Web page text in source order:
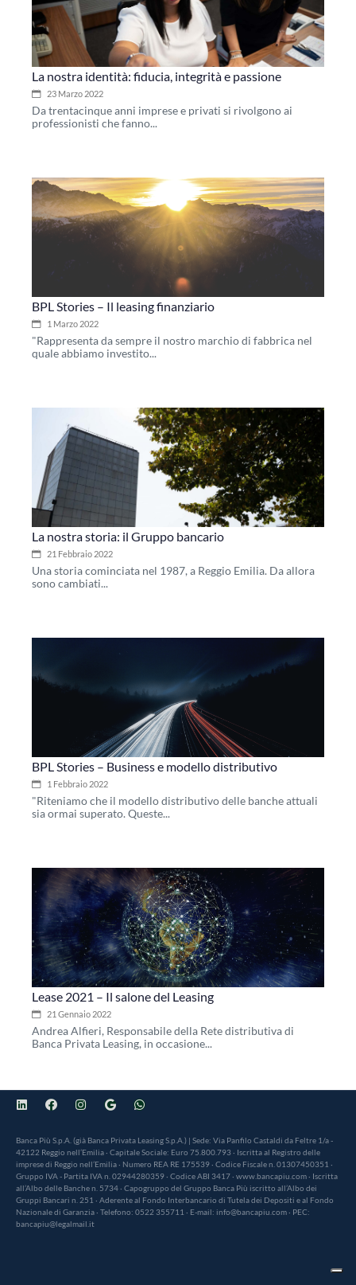
La nostra identità: fiducia, integrità e passione
23 Marzo 2022
Da trentacinque anni imprese e privati si rivolgono ai
professionisti che fanno...
BPL Stories – Il leasing finanziario
1 Marzo 2022
"Rappresenta da sempre il nostro marchio di fabbrica nel
quale abbiamo investito...
La nostra storia: il Gruppo bancario
21 Febbraio 2022
Una storia cominciata nel 1987, a Reggio Emilia. Da allora
sono cambiati...
BPL Stories – Business e modello distributivo
1 Febbraio 2022
"Riteniamo che il modello distributivo delle banche attuali
sia ormai superato. Queste...
Lease 2021 – Il salone del Leasing
21 Gennaio 2022
Andrea Alfieri, Responsabile della Rete distributiva di
Banca Privata Leasing, in occasione...
Banca Più S.p.A. (già Banca Privata Leasing S.p.A.) | Sede: Via Panfilo Castaldi da Feltre 1/a -
42122 Reggio nell’Emilia · Capitale Sociale: Euro 75.800.793 · Iscritta al Registro delle
imprese di Reggio nell’Emilia · Numero REA RE 175539 · Codice Fiscale n. 01307450351 ·
Gruppo IVA - Partita IVA n. 02944280359 · Codice ABI 3417 · www.bancapiu.com · Iscritta
all’Albo delle Banche n. 5734 · Capogruppo del Gruppo Banca Più iscritto all’Albo dei
Gruppi Bancari n. 251 · Aderente al Fondo Interbancario di Tutela dei Depositi e al Fondo
Nazionale di Garanzia · Telefono: 0522 355711 · E-mail: info@bancapiu.com · PEC:
bancapiu@legalmail.it